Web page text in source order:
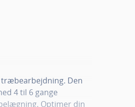
Den
4 til 6 gange
Optimer din